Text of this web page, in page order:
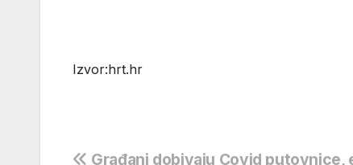
Izvor:hrt.hr
Građani dobivaju Covid putovnice,